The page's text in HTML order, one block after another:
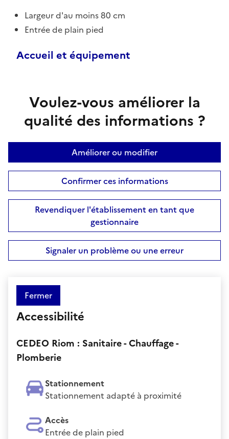
Largeur d'au moins 80 cm
Entrée de plain pied
Accueil et équipement
Voulez-vous améliorer la
qualité des informations ?
Améliorer ou modifier
Confirmer ces informations
Revendiquer l'établissement en tant que
gestionnaire
Signaler un problème ou une erreur
Fermer
Accessibilité
CEDEO Riom : Sanitaire - Chauffage -
Plomberie
Stationnement
Stationnement adapté à proximité
Accès
Entrée de plain pied